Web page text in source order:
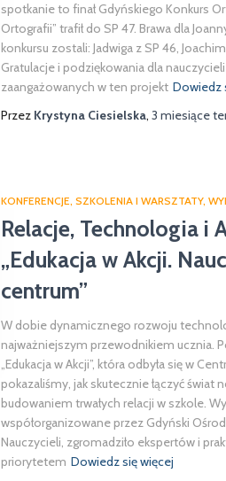
spotkanie to finał Gdyńskiego Konkurs
Ortografii” trafił do SP 47. Brawa dla
konkursu zostali: Jadwiga z SP 46,
Gratulacje i podziękowania dla
zaangażowanych w ten projekt Dowiedz
Przez Krystyna Ciesielska, 3 miesiące
KONFERENCJE SZKOLENIA I WARSZTATY
Relacje, Technologia i
„Edukacja w Akcji.
centrum”
W dobie dynamicznego rozwoju
najważniejszym przewodnikiem ucznia.
„Edukacja w Akcji”, która odbyła się w
pokazaliśmy, jak skutecznie łączyć świat
budowaniem trwałych relacji w szkole.
współorganizowane przez Gdyński
Nauczycieli, zgromadziło ekspertów i
priorytetem Dowiedz się więcej